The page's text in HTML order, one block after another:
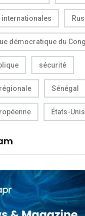
démocratique du
sécurité
Sénégal
États-Unis